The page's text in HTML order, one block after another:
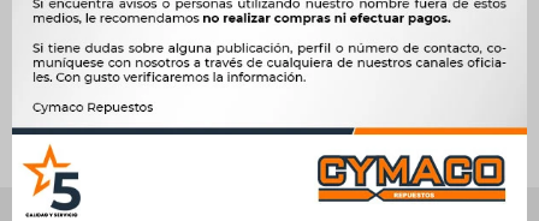
   
Ver mas productos de la marca Sin Marca